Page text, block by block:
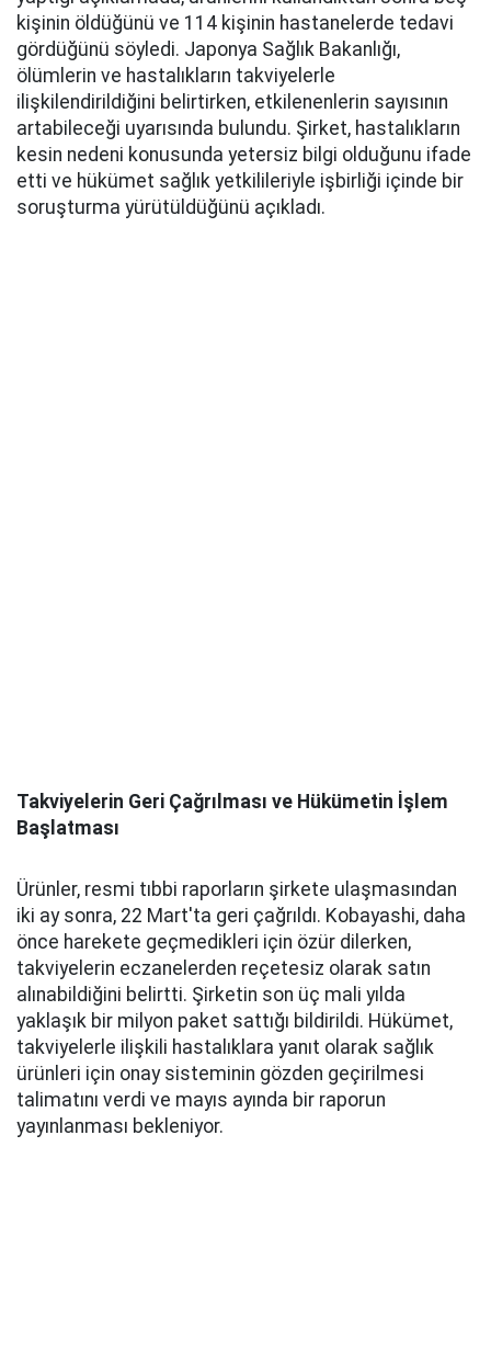
kişinin öldüğünü ve 114 kişinin hastanelerde tedavi
gördüğünü söyledi. Japonya Sağlık Bakanlığı,
ölümlerin ve hastalıkların takviyelerle
ilişkilendirildiğini belirtirken, etkilenenlerin sayısının
artabileceği uyarısında bulundu. Şirket, hastalıkların
kesin nedeni konusunda yetersiz bilgi olduğunu ifade
etti ve hükümet sağlık yetkilileriyle işbirliği içinde bir
soruşturma yürütüldüğünü açıkladı.
Takviyelerin Geri Çağrılması ve Hükümetin İşlem
Başlatması
Ürünler, resmi tıbbi raporların şirkete ulaşmasından
iki ay sonra, 22 Mart'ta geri çağrıldı. Kobayashi, daha
önce harekete geçmedikleri için özür dilerken,
takviyelerin eczanelerden reçetesiz olarak satın
alınabildiğini belirtti. Şirketin son üç mali yılda
yaklaşık bir milyon paket sattığı bildirildi. Hükümet,
takviyelerle ilişkili hastalıklara yanıt olarak sağlık
ürünleri için onay sisteminin gözden geçirilmesi
talimatını verdi ve mayıs ayında bir raporun
yayınlanması bekleniyor.